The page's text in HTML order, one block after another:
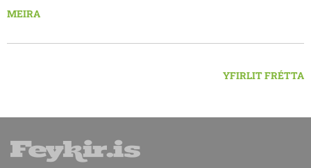
Ljósleiðarasambandið verður rofið á morgun fimmtudag
MEIRA
YFIRLIT FRÉTTA